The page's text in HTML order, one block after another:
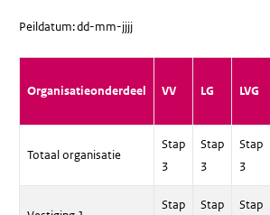
Peildatum: dd-mm-jjjj
Organisatieonderdeel VV LG LVG
Totaal organisatie
Stap
3
Stap
3
Stap
3
Stap
Stap
Stap